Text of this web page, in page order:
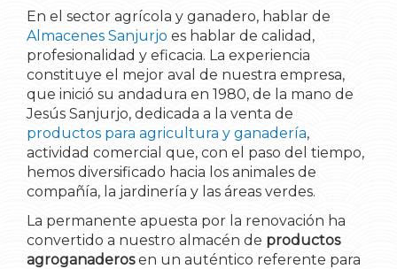
En el sector agrícola y ganadero, hablar de
Almacenes Sanjurjo es hablar de calidad,
profesionalidad y eficacia. La experiencia
constituye el mejor aval de nuestra empresa,
que inició su andadura en 1980, de la mano de
Jesús Sanjurjo, dedicada a la venta de
productos para agricultura y ganadería,
actividad comercial que, con el paso del tiempo,
hemos diversificado hacia los animales de
compañía, la jardinería y las áreas verdes.
La permanente apuesta por la renovación ha
convertido a nuestro almacén de productos
agroganaderosen un auténtico referente para